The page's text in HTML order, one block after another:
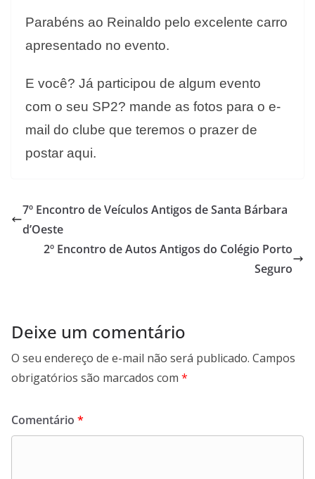
Parabéns ao Reinaldo pelo excelente carro
apresentado no evento.
E você? Já participou de algum evento
com o seu SP2? mande as fotos para o e-
mail do clube que teremos o prazer de
postar aqui.
7º Encontro de Veículos Antigos de Santa Bárbara
d’Oeste
2º Encontro de Autos Antigos do Colégio Porto
Seguro
Deixe um comentário
O seu endereço de e-mail não será publicado. Campos
obrigatórios são marcados com *
Comentário *